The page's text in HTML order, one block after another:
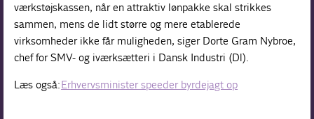
værkstøjskassen, når en attraktiv lønpakke skal strikkes
sammen, mens de lidt større og mere etablerede
virksomheder ikke får muligheden, siger Dorte Gram Nybroe,
chef for SMV- og iværksætteri i Dansk Industri (Dl).
Læs også:Erhvervsminister speeder byrdejagt op